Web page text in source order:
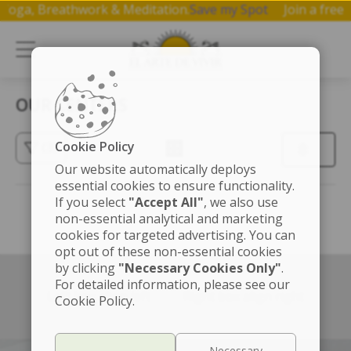
Yoga, Breathwork & Meditation.Save my Spot Join a
OUR CENTERS
(3)
Left box align left Right box align right
Cookie Policy
Our website automatically deploys
essential cookies to ensure functionality.
If you select "Accept All", we also use
non-essential analytical and marketing
cookies for targeted advertising. You can
opt out of these non-essential cookies
by clicking "Necessary Cookies Only".
For detailed information, please see our
Cookie Policy.